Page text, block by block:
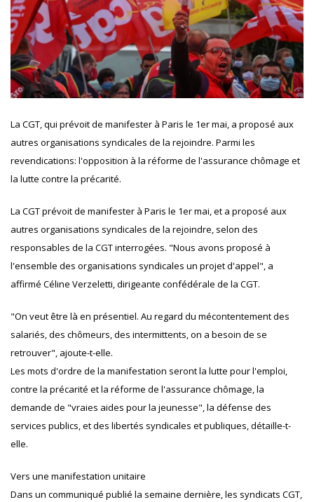
La CGT, qui prévoit de manifester à Paris le 1er mai, a proposé aux
autres organisations syndicales de la rejoindre. Parmi les
revendications: l'opposition à la réforme de l'assurance chômage et
la lutte contre la précarité.
La CGT prévoit de manifester à Paris le 1er mai, et a proposé aux
autres organisations syndicales de la rejoindre, selon des
responsables de la CGT interrogées. "Nous avons proposé à
l'ensemble des organisations syndicales un projet d'appel", a
affirmé Céline Verzeletti, dirigeante confédérale de la CGT.
"On veut être là en présentiel. Au regard du mécontentement des
salariés, des chômeurs, des intermittents, on a besoin de se
retrouver", ajoute-t-elle.
Les mots d'ordre de la manifestation seront la lutte pour l'emploi,
contre la précarité et la réforme de l'assurance chômage, la
demande de "vraies aides pour la jeunesse", la défense des
services publics, et des libertés syndicales et publiques, détaille-t-
elle.
Vers une manifestation unitaire
Dans un communiqué publié la semaine dernière, les syndicats CGT,